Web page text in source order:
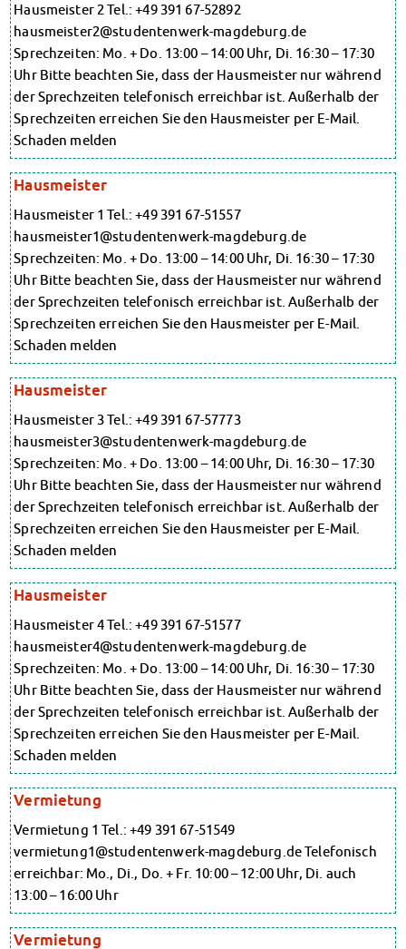
Wohnen für Internationals
IKUS und InterKultiTreff
Kulturförderung
KreativWorkshops
Magdeburger Studierendentage
AnsprechpartnerInnen
Kinderbetreuung
Kita CampusKids
Voranmeldung KiTa-Platz
Randzeitenbetreuung
Anmeldung
Nutzungsbedingungen
AnsprechpartnerInnen
Über uns
Infopoints & Beratungscenter
Beratungstermine im Überblick
Unsere Organisation
Verwaltungsrat
Personalrat
Lageplan
Dokumente
Stellenangebote
AnsprechpartnerInnen
Impressum
Datenschutzerklärung
Erklärung zur Barrierefreiheit
Kulturförderung
KreativWorkshops
Magdeburger Studierendentage
AnsprechpartnerInnen
Kinderbetreuung
Kita CampusKids
Voranmeldung KiTa-Platz
Randzeitenbetreuung
Anmeldung
Nutzungsbedingungen
AnsprechpartnerInnen
Über uns
Infopoints & Beratungscenter
Beratungstermine im Überblick
Unsere Organisation
Verwaltungsrat
Personalrat
Lageplan
Dokumente
Stellenangebote
AnsprechpartnerInnen
Impressum
Datenschutzerklärung
Erklärung zur Barrierefreiheit
Hausmeister 2 Tel.: +49 391 67-52892
hausmeister2@studentenwerk-magdeburg.de
Sprechzeiten: Mo. + Do. 13:00 – 14:00 Uhr, Di. 16:30 – 17:30
Uhr Bitte beachten Sie, dass der Hausmeister nur während
der Sprechzeiten telefonisch erreichbar ist. Außerhalb der
Sprechzeiten erreichen Sie den Hausmeister per E-Mail.
Schaden melden
Hausmeister
Hausmeister 1 Tel.: +49 391 67-51557
hausmeister1@studentenwerk-magdeburg.de
Sprechzeiten: Mo. + Do. 13:00 – 14:00 Uhr, Di. 16:30 – 17:30
Uhr Bitte beachten Sie, dass der Hausmeister nur während
der Sprechzeiten telefonisch erreichbar ist. Außerhalb der
Sprechzeiten erreichen Sie den Hausmeister per E-Mail.
Schaden melden
Hausmeister
Hausmeister 3 Tel.: +49 391 67-57773
hausmeister3@studentenwerk-magdeburg.de
Sprechzeiten: Mo. + Do. 13:00 – 14:00 Uhr, Di. 16:30 – 17:30
Uhr Bitte beachten Sie, dass der Hausmeister nur während
der Sprechzeiten telefonisch erreichbar ist. Außerhalb der
Sprechzeiten erreichen Sie den Hausmeister per E-Mail.
Schaden melden
Hausmeister
Hausmeister 4 Tel.: +49 391 67-51577
hausmeister4@studentenwerk-magdeburg.de
Sprechzeiten: Mo. + Do. 13:00 – 14:00 Uhr, Di. 16:30 – 17:30
Uhr Bitte beachten Sie, dass der Hausmeister nur während
der Sprechzeiten telefonisch erreichbar ist. Außerhalb der
Sprechzeiten erreichen Sie den Hausmeister per E-Mail.
Schaden melden
Vermietung
Vermietung 1 Tel.: +49 391 67-51549
vermietung1@studentenwerk-magdeburg.de Telefonisch
erreichbar: Mo., Di., Do. + Fr. 10:00 – 12:00 Uhr, Di. auch
13:00 – 16:00 Uhr
Vermietung